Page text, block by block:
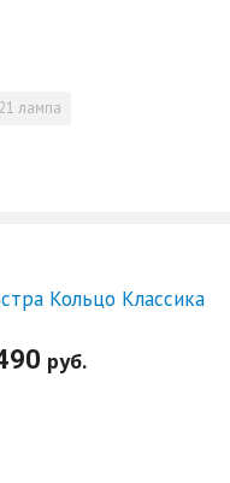
21 лампа
Кольцо Классика
руб.